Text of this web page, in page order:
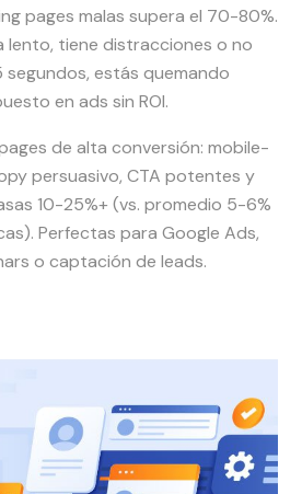
pages malas supera el 70-80%.
lento, tiene distracciones o no
segundos, estás quemando
en ads sin ROI.
de alta conversión: mobile-
persuasivo, CTA potentes y
10-25%+ (vs. promedio 5-6%
Perfectas para Google Ads,
o captación de leads.